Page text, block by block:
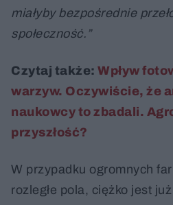
miałyby bezpośrednie
społeczność.”
Czytaj także: Wpływ
warzyw. Oczywiście, że
naukowcy to zbadali.
przyszłość?
W przypadku ogromnych
rozległe pola, ciężko jest